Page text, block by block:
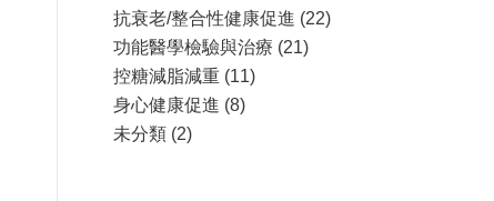
抗衰老/整合性健康促進 (22)
功能醫學檢驗與治療 (21)
控糖減脂減重 (11)
身心健康促進 (8)
未分類 (2)